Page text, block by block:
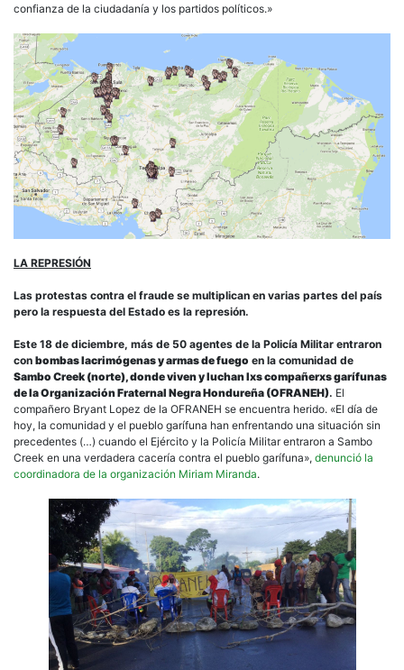
confianza de la ciudadanía y los partidos políticos.»
LA REPRESIÓN
Las protestas contra el fraude se multiplican en varias partes del país
pero la respuesta del Estado es la represión.
Este 18 de diciembre, más de 50 agentes de la Policía Militar entraron
con bombas lacrimógenas y armas de fuego en la comunidad de
Sambo Creek (norte), donde viven y luchan lxs compañerxs garífunas
de la Organización Fraternal Negra Hondureña (OFRANEH). El
compañero Bryant Lopez de la OFRANEH se encuentra herido. «El día de
hoy, la comunidad y el pueblo garífuna han enfrentando una situación sin
precedentes (…) cuando el Ejército y la Policía Militar entraron a Sambo
Creek en una verdadera cacería contra el pueblo garífuna», denunció la
coordinadora de la organización Miriam Miranda.